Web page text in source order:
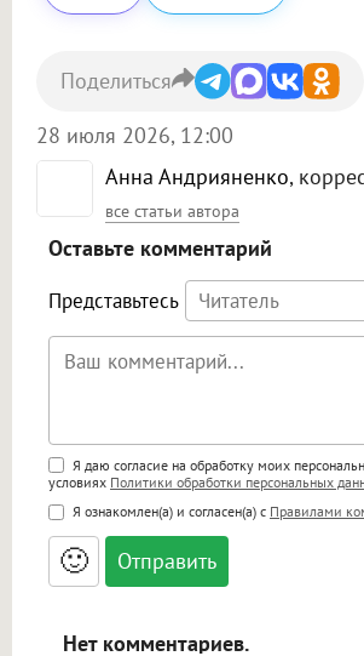
Анна Андрияненко,
все статьи автора
28 июля 2026, 12:00
Поделиться
Оставьте комментарий
Представьтесь
Поддержка HTML
<b>, <strong>, <u>, <i>, <em>,
<small>, <sup>, <sub>, <pre>,
<blockquote>, <code> экранирует
адреса URL автоматически
ссылками, и [img]адрес[/img]
Я даю согласие на обработку моих
условиях Политики обработки персональных
Я ознакомлен(а) и согласен(а) с Правилами
🙂
Нет комментариев.